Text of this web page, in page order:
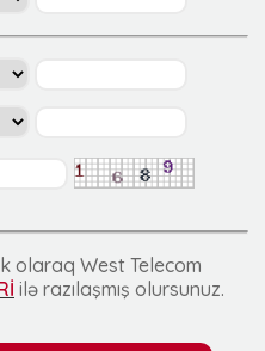
olaraq West Telecom
ilə razılaşmış olursunuz.